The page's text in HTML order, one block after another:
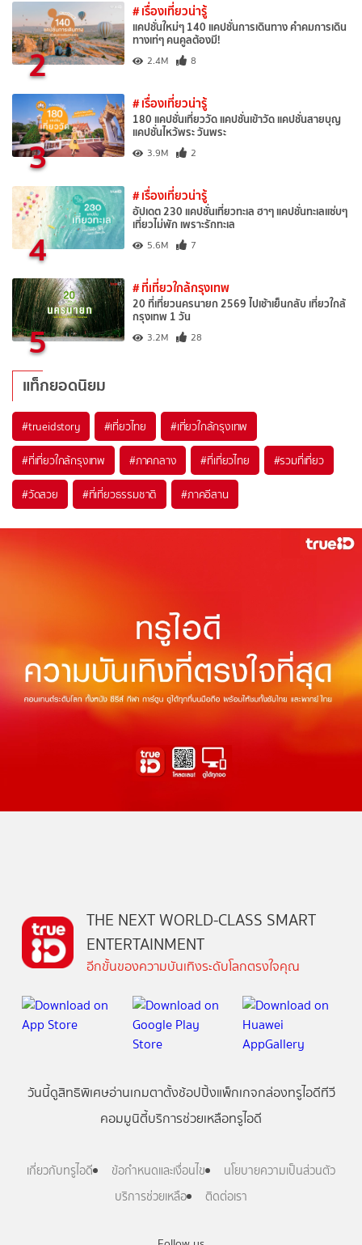
2
# เรื่องเที่ยวน่ารู้
แคปชั่นใหม่ๆ 140 แคปชั่นการเดินทาง คำคมการเดิน
ทางเท่ๆ คนคูลต้องมี!
2.4M 8
3
# เรื่องเที่ยวน่ารู้
180 แคปชั่นเที่ยววัด แคปชั่นเข้าวัด แคปชั่นสายบุญ
แคปชั่นไหว้พระ วันพระ
3.9M 2
4
# เรื่องเที่ยวน่ารู้
อัปเดต 230 แคปชั่นเที่ยวทะเล ฮาๆ แคปชั่นทะเลแซ่บๆ
เที่ยวไม่พัก เพราะรักทะเล
5.6M 7
5
# ที่เที่ยวใกล้กรุงเทพ
20 ที่เที่ยวนครนายก 2569 ไปเช้าเย็นกลับ เที่ยวใกล้
กรุงเทพ 1 วัน
3.2M 28
แท็กยอดนิยม
#trueidstory #เที่ยวไทย #เที่ยวใกล้กรุงเทพ
#ที่เที่ยวใกล้กรุงเทพ #ภาคกลาง #ที่เที่ยวไทย #รวมที่เที่ยว
#วัดสวย #ที่เที่ยวธรรมชาติ #ภาคอีสาน
THE NEXT WORLD-CLASS SMART
ENTERTAINMENT
อีกขั้นของความบันเทิงระดับโลกตรงใจคุณ
วันนี้ดูสิทธิพิเศษอ่านเกมตาตั้งช้อปปิ้งแพ็กเกจกล่องทรูไอดีทีวี
คอมมูนิตี้บริการช่วยเหลือทรูไอดี
เกี่ยวกับทรูไอดี ข้อกำหนดและเงื่อนไข
นโยบายความเป็นส่วนตัว
บริการช่วยเหลือ
ติดต่อเรา